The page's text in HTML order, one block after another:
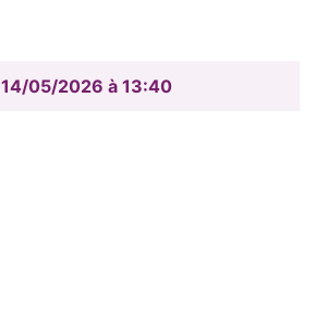
14/05/2026 à 13:40